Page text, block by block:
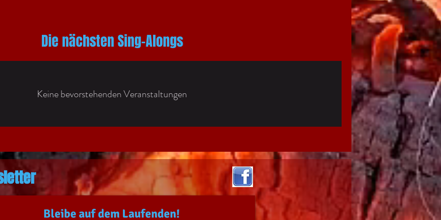
Campfire
Die nächsten Sing-Alongs
Keine bevorstehenden Veranstaltungen
Bleibe auf dem Laufenden!